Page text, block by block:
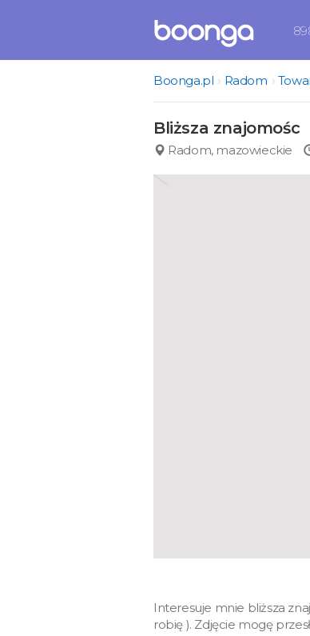
Boonga.pl Radom
Bliższa znajomośc
Radom, mazowieckie
Interesuje mnie bliższa
robię ). Zdjęcie mogę